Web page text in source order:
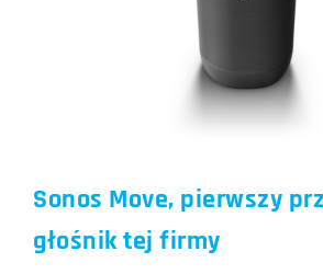
Sonos Move, pierwszy
głośnik tej firmy